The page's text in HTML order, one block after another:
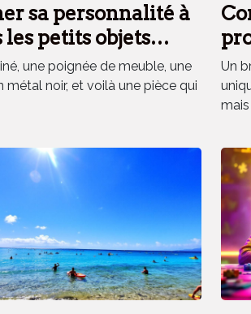
sa personnalité à
petits objets
ou réalité ?
une poignée de meuble, une
métal noir, et voilà une pièce qui
Un
mais